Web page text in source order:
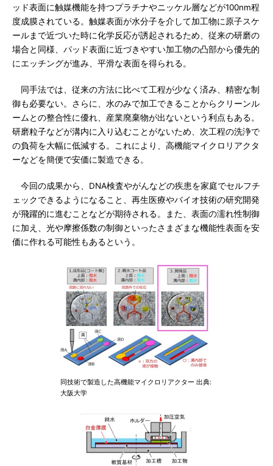
ッド表面に触媒機能を持つプラチナやニッケル層などが100nm程
度成膜されている。触媒表面が水分子を介して加工物に原子スケ
ールまで近づいた時に化学反応が誘起されるため、従来の研磨の
場合と同様、パッド表面に近づきやすい加工物の凸部から優先的
にエッチングが進み、平滑な表面を得られる。
同手法では、従来の方法に比べて工程が少なく済み、精密な制
御も必要ない。さらに、水のみで加工できることからクリーンル
ームとの整合性に優れ、産業廃棄物が出ないという利点もある。
研磨粒子などが溝内に入り込むことがないため、次工程の洗浄で
の負荷を大幅に低減する。これにより、高機能マイクロリアクタ
ーなどを簡便で安価に製造できる。
今回の成果から、DNA検査やがんなどの疾患を家庭でセルフチ
ェックできるようになること、再生医療やバイオ技術の研究開発
が飛躍的に進むことなどが期待される。また、表面の濡れ性制御
に加え、光や摩擦係数の制御といったさまざまな機能性表面を安
価に作れる可能性もあるという。
同技術で製造した高機能マイクロリアクター 出典:
大阪大学